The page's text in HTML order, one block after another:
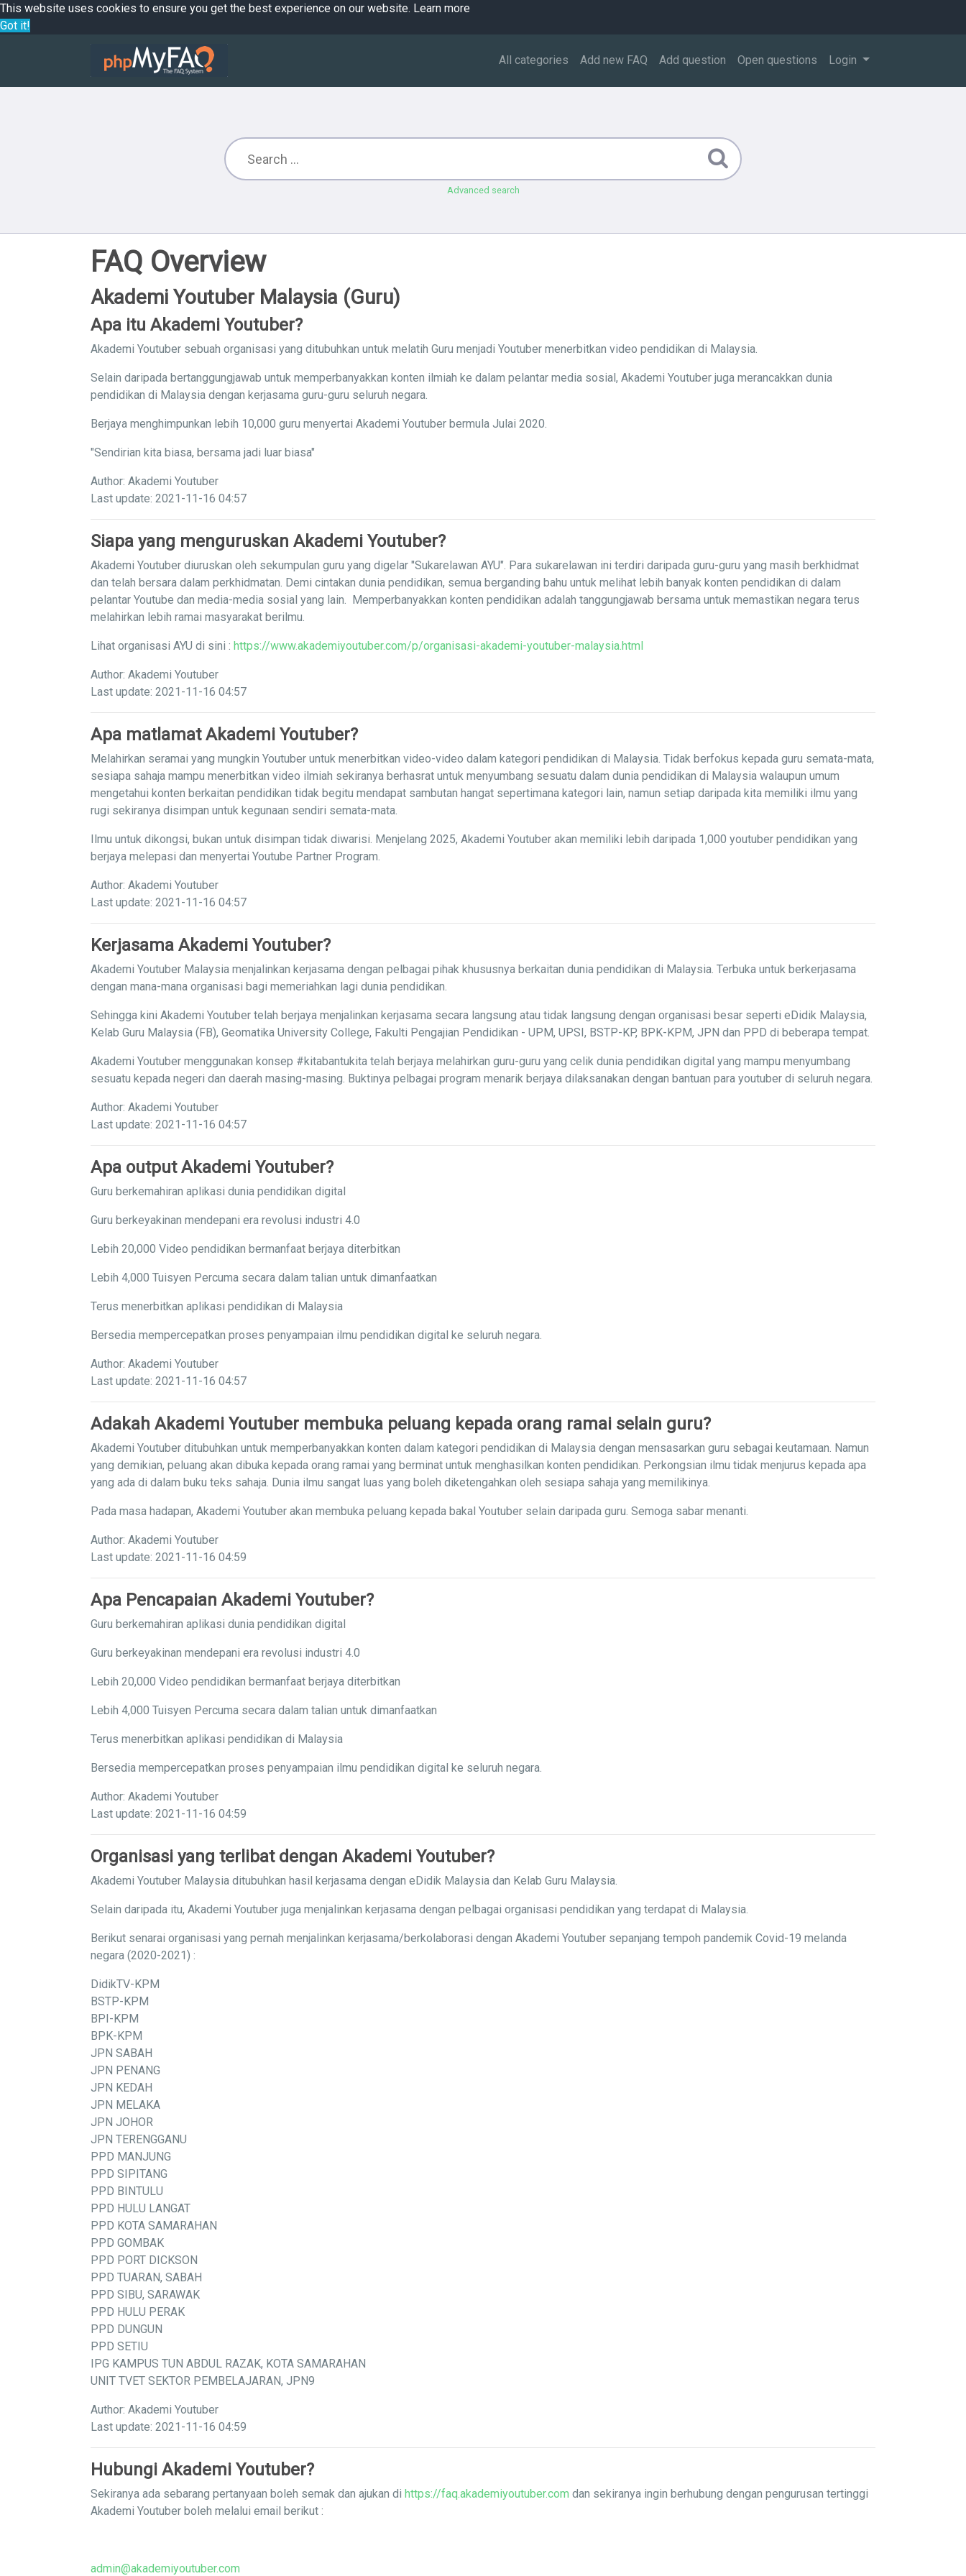
This website uses cookies to ensure you get the best experience on our website. Learn more
Got it!
All categories Add new FAQ Add question Open questions Login
Advanced search
FAQ Overview
Akademi Youtuber Malaysia (Guru)
Apa itu Akademi Youtuber?
Akademi Youtuber sebuah organisasi yang ditubuhkan untuk melatih Guru menjadi Youtuber menerbitkan video pendidikan di Malaysia.
Selain daripada bertanggungjawab untuk memperbanyakkan konten ilmiah ke dalam pelantar media sosial, Akademi Youtuber juga merancakkan dunia
pendidikan di Malaysia dengan kerjasama guru-guru seluruh negara.
Berjaya menghimpunkan lebih 10,000 guru menyertai Akademi Youtuber bermula Julai 2020.
"Sendirian kita biasa, bersama jadi luar biasa"
Author: Akademi Youtuber
Last update: 2021-11-16 04:57
Siapa yang menguruskan Akademi Youtuber?
Akademi Youtuber diuruskan oleh sekumpulan guru yang digelar "Sukarelawan AYU". Para sukarelawan ini terdiri daripada guru-guru yang masih berkhidmat
dan telah bersara dalam perkhidmatan. Demi cintakan dunia pendidikan, semua berganding bahu untuk melihat lebih banyak konten pendidikan di dalam
pelantar Youtube dan media-media sosial yang lain. Memperbanyakkan konten pendidikan adalah tanggungjawab bersama untuk memastikan negara terus
melahirkan lebih ramai masyarakat berilmu.
Lihat organisasi AYU di sini : https://www.akademiyoutuber.com/p/organisasi-akademi-youtuber-malaysia.html
Author: Akademi Youtuber
Last update: 2021-11-16 04:57
Apa matlamat Akademi Youtuber?
Melahirkan seramai yang mungkin Youtuber untuk menerbitkan video-video dalam kategori pendidikan di Malaysia. Tidak berfokus kepada guru semata-mata,
sesiapa sahaja mampu menerbitkan video ilmiah sekiranya berhasrat untuk menyumbang sesuatu dalam dunia pendidikan di Malaysia walaupun umum
mengetahui konten berkaitan pendidikan tidak begitu mendapat sambutan hangat sepertimana kategori lain, namun setiap daripada kita memiliki ilmu yang
rugi sekiranya disimpan untuk kegunaan sendiri semata-mata.
Ilmu untuk dikongsi, bukan untuk disimpan tidak diwarisi. Menjelang 2025, Akademi Youtuber akan memiliki lebih daripada 1,000 youtuber pendidikan yang
berjaya melepasi dan menyertai Youtube Partner Program.
Author: Akademi Youtuber
Last update: 2021-11-16 04:57
Kerjasama Akademi Youtuber?
Akademi Youtuber Malaysia menjalinkan kerjasama dengan pelbagai pihak khususnya berkaitan dunia pendidikan di Malaysia. Terbuka untuk berkerjasama
dengan mana-mana organisasi bagi memeriahkan lagi dunia pendidikan.
Sehingga kini Akademi Youtuber telah berjaya menjalinkan kerjasama secara langsung atau tidak langsung dengan organisasi besar seperti eDidik Malaysia,
Kelab Guru Malaysia (FB), Geomatika University College, Fakulti Pengajian Pendidikan - UPM, UPSI, BSTP-KP, BPK-KPM, JPN dan PPD di beberapa tempat.
Akademi Youtuber menggunakan konsep #kitabantukita telah berjaya melahirkan guru-guru yang celik dunia pendidikan digital yang mampu menyumbang
sesuatu kepada negeri dan daerah masing-masing. Buktinya pelbagai program menarik berjaya dilaksanakan dengan bantuan para youtuber di seluruh negara.
Author: Akademi Youtuber
Last update: 2021-11-16 04:57
Apa output Akademi Youtuber?
Guru berkemahiran aplikasi dunia pendidikan digital
Guru berkeyakinan mendepani era revolusi industri 4.0
Lebih 20,000 Video pendidikan bermanfaat berjaya diterbitkan
Lebih 4,000 Tuisyen Percuma secara dalam talian untuk dimanfaatkan
Terus menerbitkan aplikasi pendidikan di Malaysia
Bersedia mempercepatkan proses penyampaian ilmu pendidikan digital ke seluruh negara.
Author: Akademi Youtuber
Last update: 2021-11-16 04:57
Adakah Akademi Youtuber membuka peluang kepada orang ramai selain guru?
Akademi Youtuber ditubuhkan untuk memperbanyakkan konten dalam kategori pendidikan di Malaysia dengan mensasarkan guru sebagai keutamaan. Namun
yang demikian, peluang akan dibuka kepada orang ramai yang berminat untuk menghasilkan konten pendidikan. Perkongsian ilmu tidak menjurus kepada apa
yang ada di dalam buku teks sahaja. Dunia ilmu sangat luas yang boleh diketengahkan oleh sesiapa sahaja yang memilikinya.
Pada masa hadapan, Akademi Youtuber akan membuka peluang kepada bakal Youtuber selain daripada guru. Semoga sabar menanti.
Author: Akademi Youtuber
Last update: 2021-11-16 04:59
Apa Pencapaian Akademi Youtuber?
Guru berkemahiran aplikasi dunia pendidikan digital
Guru berkeyakinan mendepani era revolusi industri 4.0
Lebih 20,000 Video pendidikan bermanfaat berjaya diterbitkan
Lebih 4,000 Tuisyen Percuma secara dalam talian untuk dimanfaatkan
Terus menerbitkan aplikasi pendidikan di Malaysia
Bersedia mempercepatkan proses penyampaian ilmu pendidikan digital ke seluruh negara.
Author: Akademi Youtuber
Last update: 2021-11-16 04:59
Organisasi yang terlibat dengan Akademi Youtuber?
Akademi Youtuber Malaysia ditubuhkan hasil kerjasama dengan eDidik Malaysia dan Kelab Guru Malaysia.
Selain daripada itu, Akademi Youtuber juga menjalinkan kerjasama dengan pelbagai organisasi pendidikan yang terdapat di Malaysia.
Berikut senarai organisasi yang pernah menjalinkan kerjasama/berkolaborasi dengan Akademi Youtuber sepanjang tempoh pandemik Covid-19 melanda
negara (2020-2021) :
DidikTV-KPM
BSTP-KPM
BPI-KPM
BPK-KPM
JPN SABAH
JPN PENANG
JPN KEDAH
JPN MELAKA
JPN JOHOR
JPN TERENGGANU
PPD MANJUNG
PPD SIPITANG
PPD BINTULU
PPD HULU LANGAT
PPD KOTA SAMARAHAN
PPD GOMBAK
PPD PORT DICKSON
PPD TUARAN, SABAH
PPD SIBU, SARAWAK
PPD HULU PERAK
PPD DUNGUN
PPD SETIU
IPG KAMPUS TUN ABDUL RAZAK, KOTA SAMARAHAN
UNIT TVET SEKTOR PEMBELAJARAN, JPN9
Author: Akademi Youtuber
Last update: 2021-11-16 04:59
Hubungi Akademi Youtuber?
Sekiranya ada sebarang pertanyaan boleh semak dan ajukan di https://faq.akademiyoutuber.com dan sekiranya ingin berhubung dengan pengurusan tertinggi
Akademi Youtuber boleh melalui email berikut :
admin@akademiyoutuber.com